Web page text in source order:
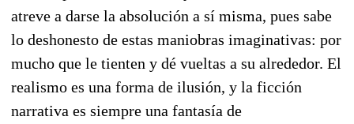
atreve a darse la absolución a sí misma, pues sabe
lo deshonesto de estas maniobras imaginativas: por
mucho que le tienten y dé vueltas a su alrededor. El
realismo es una forma de ilusión, y la ficción
narrativa es siempre una fantasía de